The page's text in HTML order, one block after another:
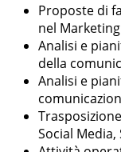
Proposte di
nel
Analisi e
della
Analisi e
Social